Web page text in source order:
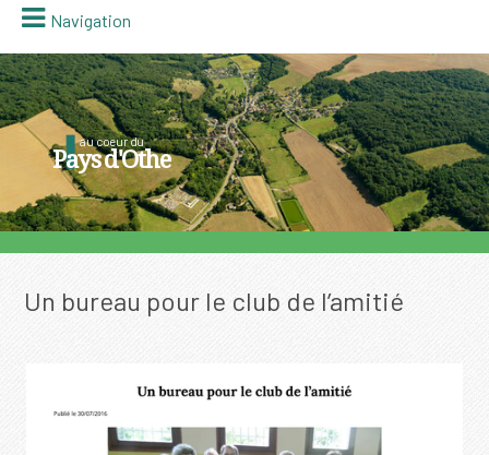
Navigation
au coeur du
Pays d'Othe
Un bureau pour le club de l’amitié